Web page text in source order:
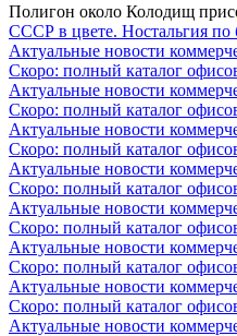
Полигон около Колодищ
СССР в цвете. Ностальгия
Актуальные новости
Скоро: полный каталог
Актуальные новости
Скоро: полный каталог
Актуальные новости
Скоро: полный каталог
Актуальные новости
Скоро: полный каталог
Актуальные новости
Скоро: полный каталог
Актуальные новости
Скоро: полный каталог
Актуальные новости
Скоро: полный каталог
Актуальные новости